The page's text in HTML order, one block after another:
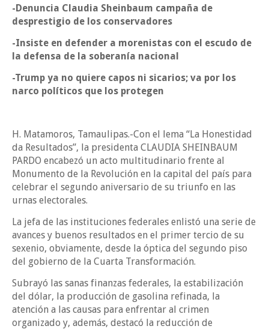
-Denuncia Claudia Sheinbaum campaña de
desprestigio de los conservadores
-Insiste en defender a morenistas con el escudo de
la defensa de la soberanía nacional
-Trump ya no quiere capos ni sicarios; va por los
narco políticos que los protegen
H. Matamoros, Tamaulipas.-Con el lema “La Honestidad
da Resultados”, la presidenta CLAUDIA SHEINBAUM
PARDO encabezó un acto multitudinario frente al
Monumento de la Revolución en la capital del país para
celebrar el segundo aniversario de su triunfo en las
urnas electorales.
La jefa de las instituciones federales enlistó una serie de
avances y buenos resultados en el primer tercio de su
sexenio, obviamente, desde la óptica del segundo piso
del gobierno de la Cuarta Transformación.
Subrayó las sanas finanzas federales, la estabilización
del dólar, la producción de gasolina refinada, la
atención a las causas para enfrentar al crimen
organizado y, además, destacó la reducción de